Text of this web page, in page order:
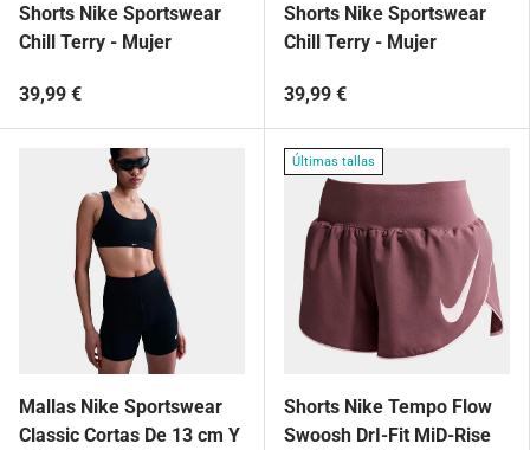
Shorts Nike Sportswear
Chill Terry - Mujer
39,99 €
Shorts Nike Sportswear
Chill Terry - Mujer
39,99 €
Mallas Nike Sportswear
Classic Cortas De 13 cm Y
Últimas tallas
Shorts Nike Tempo Flow
Swoosh DrI-Fit MiD-Rise